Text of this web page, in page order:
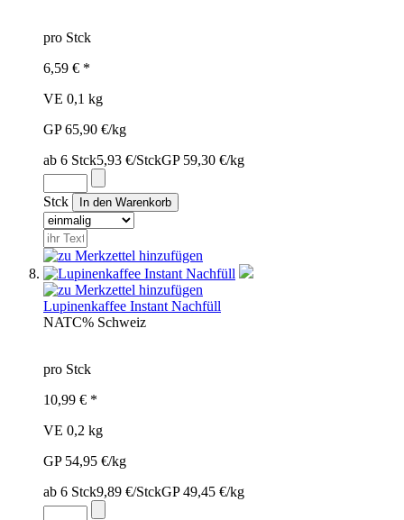
pro Stck
6,59 € *
VE 0,1 kg
GP 65,90 €/kg
ab 6 Stck5,93 €/StckGP 59,30 €/kg
Stck
Lupinenkaffee Instant Nachfüll
NATC% Schweiz
pro Stck
10,99 € *
VE 0,2 kg
GP 54,95 €/kg
ab 6 Stck9,89 €/StckGP 49,45 €/kg